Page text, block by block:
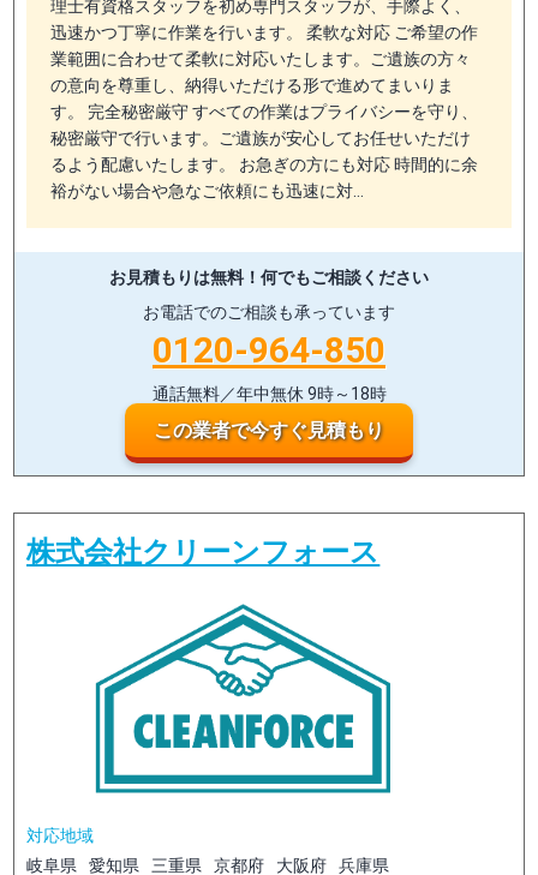
理士有資格スタッフを初め専門スタッフが、手際よく、
迅速かつ丁寧に作業を行います。 柔軟な対応 ご希望の作
業範囲に合わせて柔軟に対応いたします。ご遺族の方々
の意向を尊重し、納得いただける形で進めてまいりま
す。 完全秘密厳守 すべての作業はプライバシーを守り、
秘密厳守で行います。ご遺族が安心してお任せいただけ
るよう配慮いたします。 お急ぎの方にも対応 時間的に余
裕がない場合や急なご依頼にも迅速に対…
お見積もりは無料！ 何でもご相談ください
お電話でのご相談も承っています
0120-964-850
通話無料／年中無休 9時～18時
この業者で今すぐ見積もり
株式会社クリーンフォース
対応地域
岐阜県
愛知県 三重県 京都府 大阪府 兵庫県